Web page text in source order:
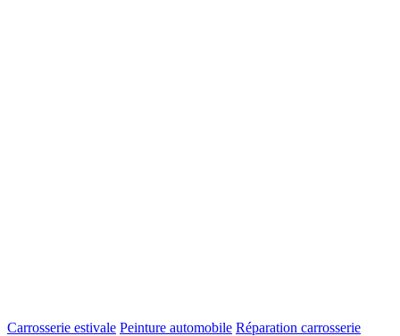
Carrosserie estivale Peinture automobile Réparation carrosserie